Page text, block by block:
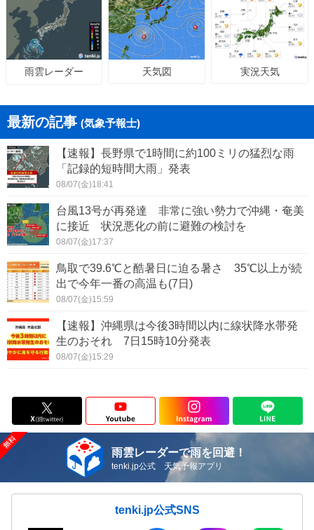
雨雲レーダー 天気図 実況天気
最新の記事 (気象予報士)
【速報】長野県で1時間に約100ミリの猛烈な雨
「記録的短時間大雨」発表
08/07(金)18:41
台風13号が再発達 非常に強い勢力で沖縄・奄美
に接近 状況悪化の前に避難の検討を
08/07(金)17:37
鳥取で39.6℃と酷暑日に迫る暑さ 35℃以上が続
出で今年一番の高温も(7日)
08/07(金)15:59
【速報】沖縄県は今後3時間以内に線状降水帯発
生のおそれ 7日15時10分発表
08/07(金)15:29
雨雲レーダーで雨を回避！
tenki.jp公式 天気予報アプリ
tenki.jp公式SNS